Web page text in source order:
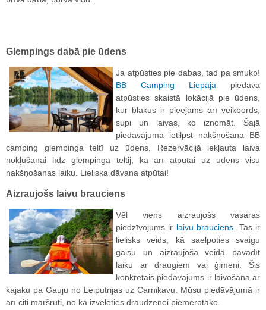
Glempings dabā pie ūdens
Ja atpūsties pie dabas, tad pa smuko!
BB Camping Liepājā piedāvā
atpūsties skaistā lokācijā pie ūdens,
kur blakus ir pieejams arī veikbords,
supi un laivas, ko iznomāt. Šajā
piedāvājumā ietilpst nakšņošana BB
camping glempinga teltī uz ūdens. Rezervācijā iekļauta laiva
nokļūšanai līdz glempinga teltij, kā arī atpūtai uz ūdens visu
nakšņošanas laiku. Lieliska dāvana atpūtai!
Aizraujošs laivu brauciens
Vēl viens aizraujošs vasaras
piedzīvojums ir laivu brauciens. Tas ir
lielisks veids, kā saelpoties svaigu
gaisu un aizraujošā veidā pavadīt
laiku ar draugiem vai ģimeni. Šis
konkrētais piedāvājums ir laivošana ar
kajaku pa Gauju no Leiputrijas uz Carnikavu. Mūsu piedāvājumā ir
arī citi maršruti, no kā izvēlēties draudzenei piemērotāko.